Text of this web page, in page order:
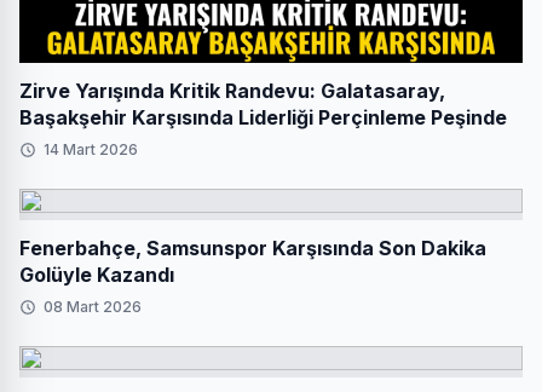
Zirve Yarışında Kritik Randevu: Galatasaray,
Başakşehir Karşısında Liderliği Perçinleme Peşinde
14 Mart 2026
Fenerbahçe, Samsunspor Karşısında Son Dakika
Golüyle Kazandı
08 Mart 2026